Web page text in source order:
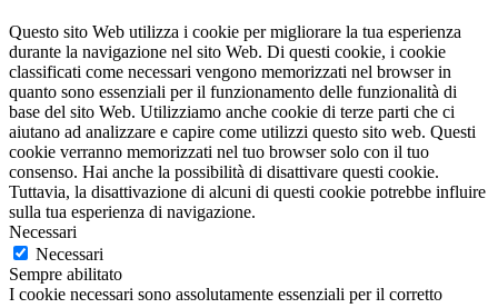
Questo sito Web utilizza i cookie per migliorare la tua esperienza
durante la navigazione nel sito Web. Di questi cookie, i cookie
classificati come necessari vengono memorizzati nel browser in
quanto sono essenziali per il funzionamento delle funzionalità di
base del sito Web. Utilizziamo anche cookie di terze parti che ci
aiutano ad analizzare e capire come utilizzi questo sito web. Questi
cookie verranno memorizzati nel tuo browser solo con il tuo
consenso. Hai anche la possibilità di disattivare questi cookie.
Tuttavia, la disattivazione di alcuni di questi cookie potrebbe influire
sulla tua esperienza di navigazione.
Necessari
Necessari
Sempre abilitato
I cookie necessari sono assolutamente essenziali per il corretto